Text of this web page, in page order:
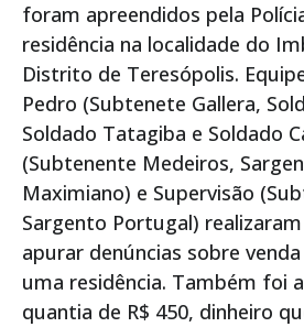
foram apreendidos pela
residência na localidade do
Distrito de Teresópolis.
Pedro (Subtenete Gallera,
Soldado Tatagiba e Soldado
(Subtenente Medeiros,
Maximiano) e Supervisão
Sargento Portugal)
apurar denúncias sobre
uma residência. Também foi
quantia de R$ 450, dinheiro